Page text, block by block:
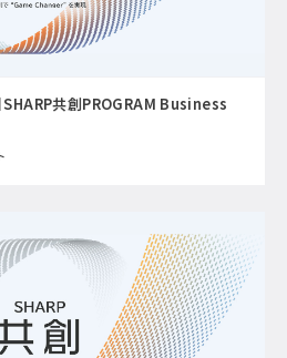
SHARP共創PROGRAM Business